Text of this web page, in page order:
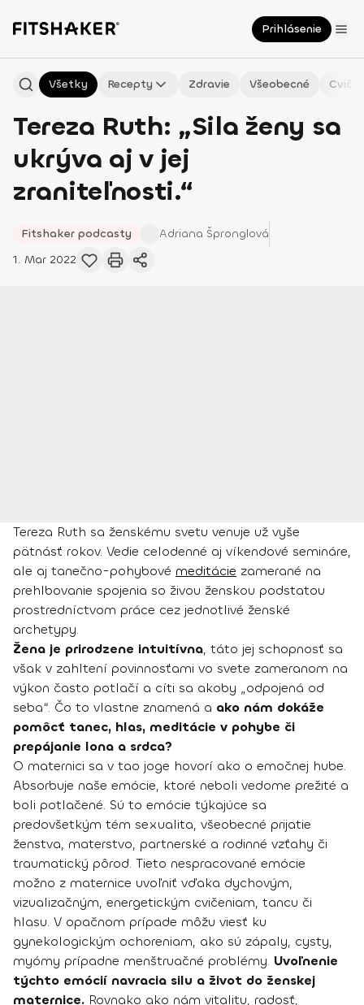
Prihlásenie
Všetky Recepty Zdravie Všeobecné
Tereza Ruth: „Sila ženy sa
ukrýva aj v jej
zraniteľnosti.“
Fitshaker podcasty Adriana Špronglová
1. Mar 2022
Tereza Ruth sa ženskému svetu venuje už vyše
pätnásť rokov. Vedie celodenné aj víkendové semináre,
ale aj tanečno-pohybové meditácie zamerané na
prehlbovanie spojenia so živou ženskou podstatou
prostredníctvom práce cez jednotlivé ženské
archetypy.
Žena je prirodzene intuitívna, táto jej schopnosť sa
však v zahltení povinnosťami vo svete zameranom na
výkon často potlačí a cíti sa akoby „odpojená od
seba“. Čo to vlastne znamená a ako nám dokáže
pomôcť tanec, hlas, meditácie v pohybe či
prepájanie lona a srdca?
O maternici sa v tao joge hovorí ako o emočnej hube.
Absorbuje naše emócie, ktoré neboli vedome prežité a
boli potlačené. Sú to emócie týkajúce sa
predovšetkým tém sexualita, všeobecné prijatie
ženstva, materstvo, partnerské a rodinné vzťahy či
traumatický pôrod. Tieto nespracované emócie
možno z maternice uvoľniť vďaka dychovým,
vizualizačným, energetickým cvičeniam, tancu či
hlasu. V opačnom prípade môžu viesť ku
gynekologickým ochoreniam, ako sú zápaly, cysty,
myómy prípadne menštruačné problémy. Uvoľnenie
týchto emócií navracia silu a život do ženskej
maternice. Rovnako ako nám vitalitu, radosť,